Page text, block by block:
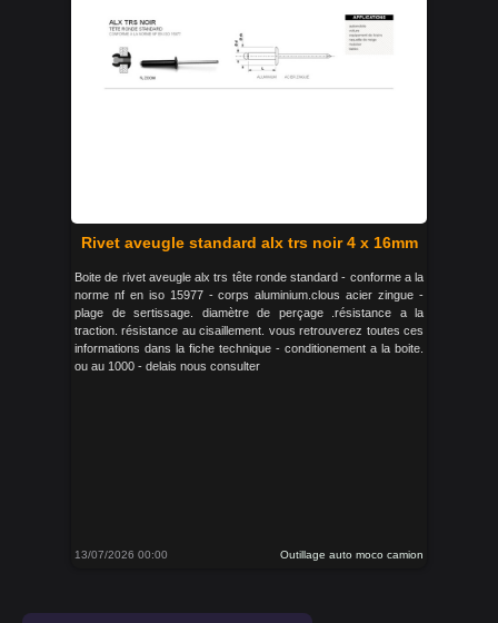
Rivet aveugle standard alx trs noir 4 x 16mm
Boite de rivet aveugle alx trs tête ronde standard - conforme a la
norme nf en iso 15977 - corps aluminium.clous acier zingue -
plage de sertissage. diamètre de perçage .résistance a la
traction. résistance au cisaillement. vous retrouverez toutes ces
informations dans la fiche technique - conditionement a la boite.
ou au 1000 - delais nous consulter
13/07/2026 00:00 Outillage auto moco camion